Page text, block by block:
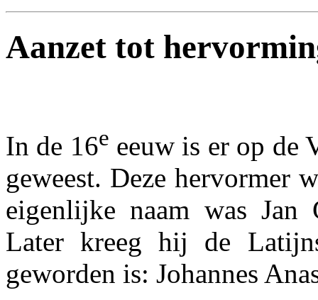
Aanzet tot
In de 16e eeuw is er op de
geweest. Deze hervormer
eigenlijke naam was Jan
Later kreeg hij de
geworden is: Johannes